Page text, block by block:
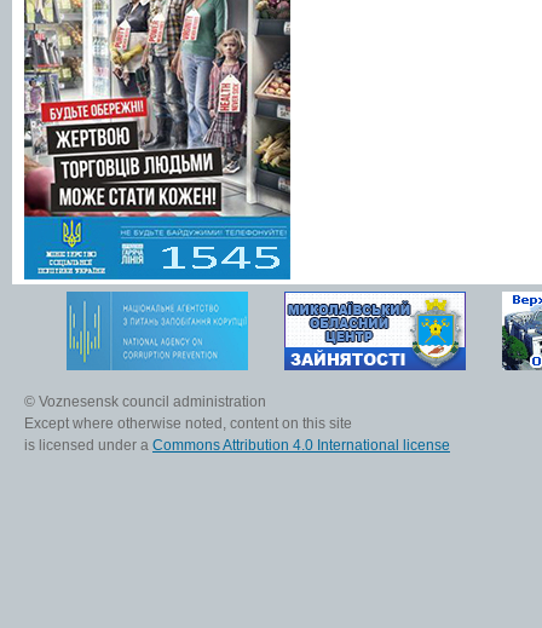
© Voznesensk council administration
Except where otherwise noted, content on this site
is licensed under a Commons Attribution 4.0 International license